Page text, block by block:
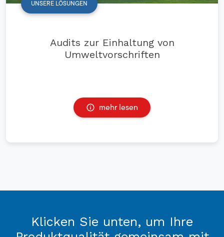
UNSERE LÖSUNGEN
Audits zur Einhaltung von
Umweltvorschriften
mehr lesen
Klicken Sie unten, um Ihre